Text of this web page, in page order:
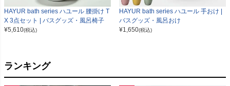
HAYUR bath series ハユール 腰掛け T
X 3点セット | バスグッズ・風呂椅子
¥5,610(税込)
HAYUR bath series ハユール 手おけ |
バスグッズ・風呂おけ
¥1,650(税込)
ランキング